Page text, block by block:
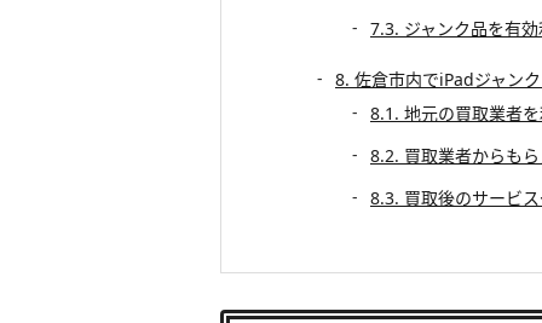
7.3. ジャンク品を有
8. 佐倉市内でiPadジャン
8.1. 地元の買取業者
8.2. 買取業者からも
8.3. 買取後のサービ